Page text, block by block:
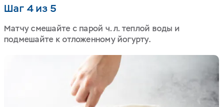
Шаг 4 из 5
Матчу смешайте с парой ч. л. теплой воды и
подмешайте к отложенному йогурту.